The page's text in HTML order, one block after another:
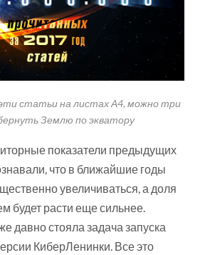
статьи на листах А4, можно три
Землю по экватору
показатели предыдущих
что в ближайшие годы
увеличиваться, а доля
будет расти еще сильнее.
давно стояла задача запуска
КиберЛенинки. Все это